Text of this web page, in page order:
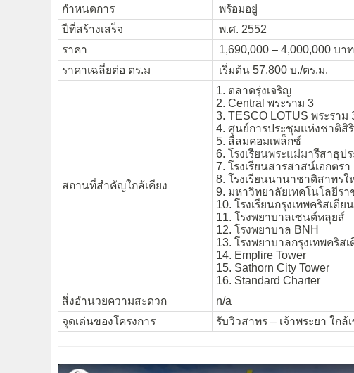
กำหนดการ
พร้อมอยู่
ปีที่สร้างเสร็จ
พ.ศ. 2552
ราคา
1,690,000 – 4,000,000 บา
ราคาเฉลี่ยต่อ ตร.ม
เริ่มต้น 57,800 บ./ตร.ม.
สถานที่สำคัญใกล้เคียง
1. ตลาดรุ่งเจริญ
2. Central พระราม 3
3. TESCO LOTUS พระราม
4. ศูนย์การประชุมแห่งชาติสิ
5. สีลมคอมเพล็กซ์
6. โรงเรียนพระแม่มารีสาธุป
7. โรงเรียนสารสาสน์เอกตรา
8. โรงเรียนนานาชาติสาทรใ
9. มหาวิทยาลัยเทคโนโลยีรา
10. โรงเรียนกรุงเทพคริสเตียน
11. โรงพยาบาลเซนต์หลุยส์
12. โรงพยาบาล BNH
13. โรงพยาบาลกรุงเทพคริส
14. Emplire Tower
15. Sathorn City Tower
16. Standard Charter
สิ่งอำนวยความสะดวก
n/a
จุดเด่นของโครงการ
รับวิวสาทร – เจ้าพระยา ใก